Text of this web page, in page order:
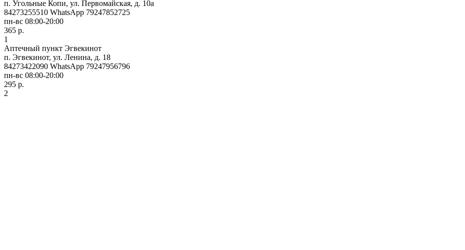
п. Угольные Копи, ул. Первомайская, д. 10а
84273255510 WhatsApp 79247852725
пн-вс 08:00-20:00
365 р.
1
Аптечный пункт Эгвекинот
п. Эгвекинот, ул. Ленина, д. 18
84273422090 WhatsApp 79247956796
пн-вс 08:00-20:00
295 р.
2